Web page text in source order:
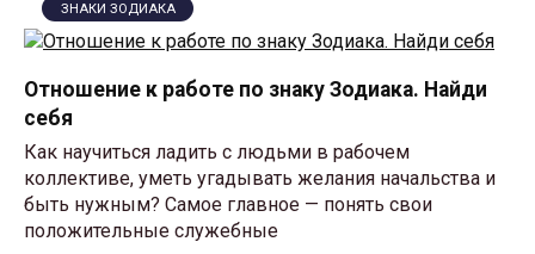
ЗНАКИ ЗОДИАКА
Отношение к работе по знаку Зодиака. Найди
себя
Как научиться ладить с людьми в рабочем
коллективе, уметь угадывать желания начальства и
быть нужным? Самое главное — понять свои
положительные служебные